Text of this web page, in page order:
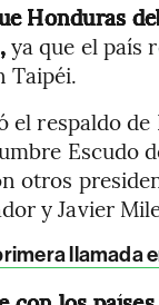
Honduras
ya que el país
Taipéi.
respaldo
Escudo
otros
y Javier
llamada